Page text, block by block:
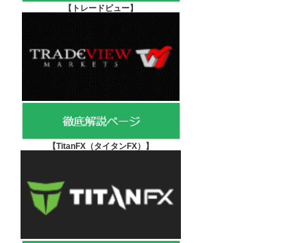
【 トレードビュー】
【TitanFX（タイタンFX） 】